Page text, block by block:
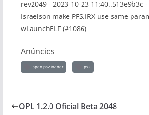
rev2049 - 2023-10-23 11:40..513e9b3c
Israelson make PFS.IRX use same
wLaunchELF (#1086)
Anúncios
open ps2 loader ps2
OPL 1.2.0 Oficial Beta 2048